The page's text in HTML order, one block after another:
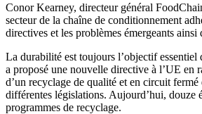
Conor Kearney, directeur général
secteur de la chaîne de conditionnement
directives et les problèmes émergeants
La durabilité est toujours l’objectif essentiel
a proposé une nouvelle directive à l’UE en
d’un recyclage de qualité et en circuit
différentes législations. Aujourd’hui, douze
programmes de recyclage.